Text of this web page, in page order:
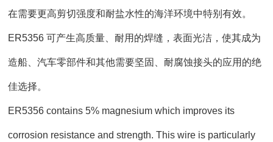
在需要更高剪切强度和耐盐水性的海洋环境中特别有效。
ER5356 可产生高质量、耐用的焊缝，表面光洁，使其成为
造船、汽车零部件和其他需要坚固、耐腐蚀接头的应用的绝
佳选择。
ER5356 contains 5% magnesium which improves its
corrosion resistance and strength. This wire is particularly